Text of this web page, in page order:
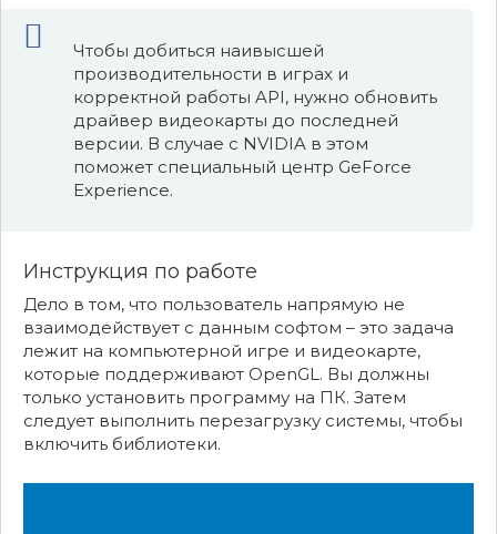
Чтобы добиться наивысшей
производительности в играх и
корректной работы API, нужно обновить
драйвер видеокарты до последней
версии. В случае с NVIDIA в этом
поможет специальный центр GeForce
Experience.
Инструкция по работе
Дело в том, что пользователь напрямую не
взаимодействует с данным софтом – это задача
лежит на компьютерной игре и видеокарте,
которые поддерживают OpenGL. Вы должны
только установить программу на ПК. Затем
следует выполнить перезагрузку системы, чтобы
включить библиотеки.